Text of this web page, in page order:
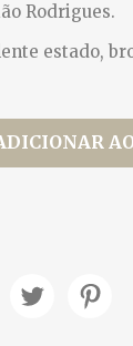
Rodrigues.
estado,